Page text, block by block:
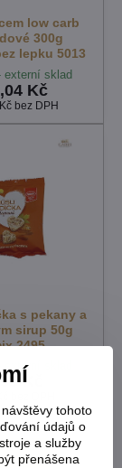
low carb
300g
lepku 5013
externí sklad
Kč
bez DPH
s pekany a
sirup 50g
2495
externí sklad
Kč
tohoto
údajů o
a služby
přenášena